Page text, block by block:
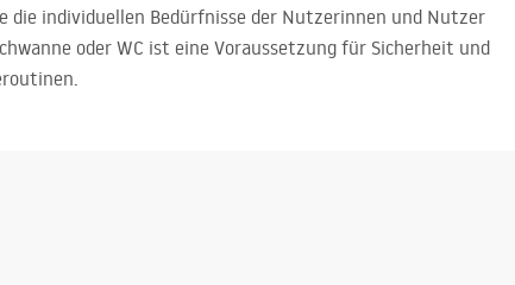
die individuellen Bedürfnisse der Nutzerinnen und Nutzer
oder WC ist eine Voraussetzung für Sicherheit und